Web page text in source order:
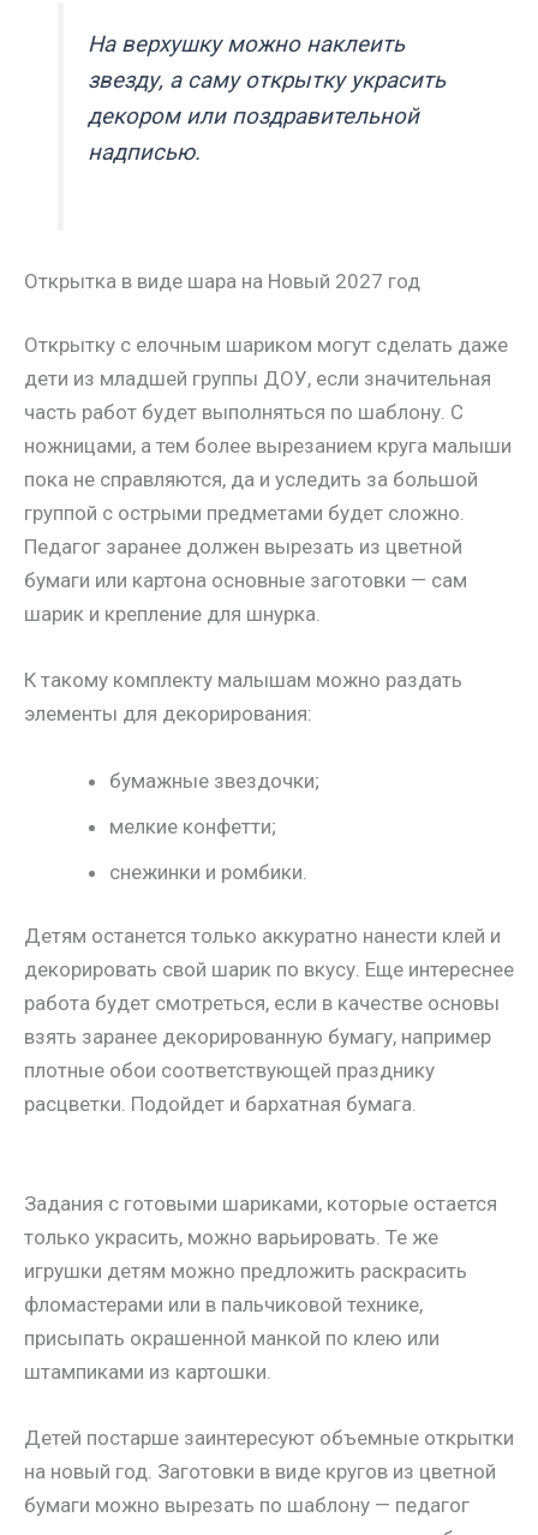
На верхушку можно наклеить
звезду, а саму открытку украсить
декором или поздравительной
надписью.
Открытка в виде шара на Новый 2027 год
Открытку с елочным шариком могут сделать даже
дети из младшей группы ДОУ, если значительная
часть работ будет выполняться по шаблону. С
ножницами, а тем более вырезанием круга малыши
пока не справляются, да и уследить за большой
группой с острыми предметами будет сложно.
Педагог заранее должен вырезать из цветной
бумаги или картона основные заготовки — сам
шарик и крепление для шнурка.
К такому комплекту малышам можно раздать
элементы для декорирования:
бумажные звездочки;
мелкие конфетти;
снежинки и ромбики.
Детям останется только аккуратно нанести клей и
декорировать свой шарик по вкусу. Еще интереснее
работа будет смотреться, если в качестве основы
взять заранее декорированную бумагу, например
плотные обои соответствующей празднику
расцветки. Подойдет и бархатная бумага.
Задания с готовыми шариками, которые остается
только украсить, можно варьировать. Те же
игрушки детям можно предложить раскрасить
фломастерами или в пальчиковой технике,
присыпать окрашенной манкой по клею или
штампиками из картошки.
Детей постарше заинтересуют объемные открытки
на новый год. Заготовки в виде кругов из цветной
бумаги можно вырезать по шаблону — педагог